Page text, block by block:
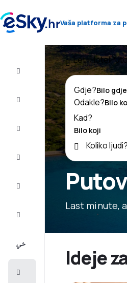
Vaša platforma za
Let+Hotel
Ljetovanje
Let+Hotel
Last minute,
Gdje?
Odakle?
Kad?
Koliko ljudi?
Ideje